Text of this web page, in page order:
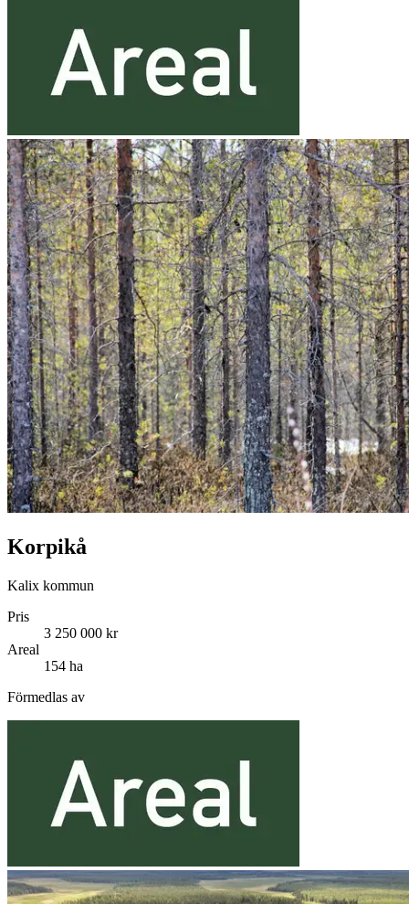
Korpikå
Kalix kommun
Pris
3 250 000 kr
Areal
154 ha
Förmedlas av